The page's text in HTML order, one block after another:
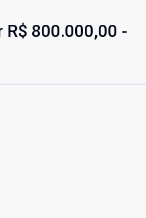
800.000,00 -